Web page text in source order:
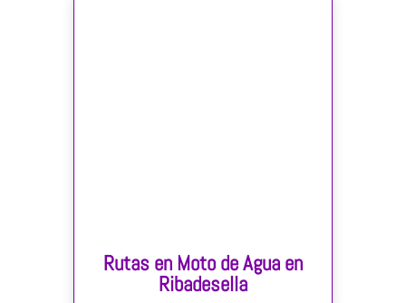
Rutas en Moto de Agua en
Ribadesella